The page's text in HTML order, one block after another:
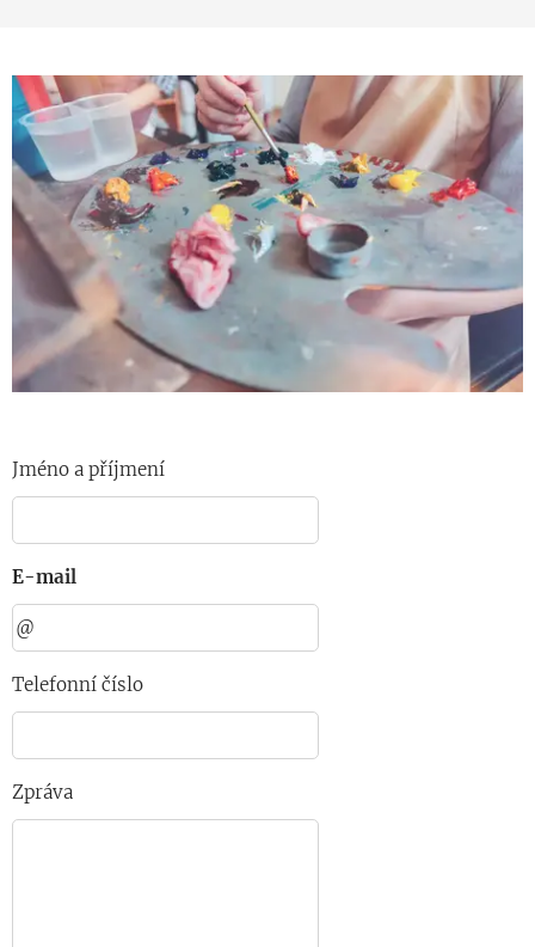
Jméno a příjmení
E-mail
Telefonní číslo
Zpráva